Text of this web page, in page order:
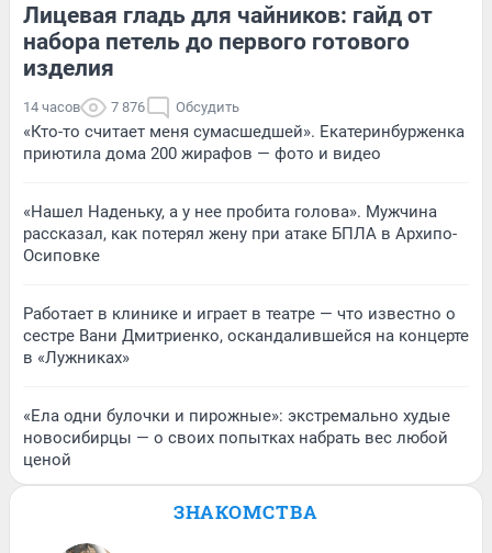
Лицевая гладь для чайников: гайд от
набора петель до первого готового
изделия
14 часов 7 876 Обсудить
«Кто-то считает меня сумасшедшей». Екатеринбурженка
приютила дома 200 жирафов — фото и видео
«Нашел Наденьку, а у нее пробита голова». Мужчина
рассказал, как потерял жену при атаке БПЛА в Архипо-
Осиповке
Работает в клинике и играет в театре — что известно о
сестре Вани Дмитриенко, оскандалившейся на концерте
в «Лужниках»
«Ела одни булочки и пирожные»: экстремально худые
новосибирцы — о своих попытках набрать вес любой
ценой
ЗНАКОМСТВА